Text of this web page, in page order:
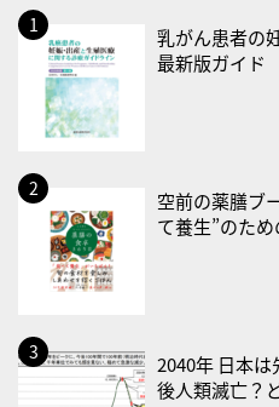
2026/08/19(水)
・世界人道デー
・食育の日
2026/08/21(金)
・献血の日
2026/08/22(土)
・禁煙の日
・不眠の日
・乳酸菌の日
乳がん患者の
最新版ガイド
空前の薬膳ブ
て養生”のた
2040年 日本
後人類滅亡？